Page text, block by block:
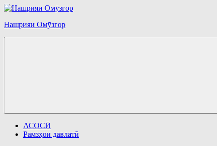
Перейти
содержимому
Нашрияи Омӯзгор
АСОСӢ
Рамзҳои давлатӣ